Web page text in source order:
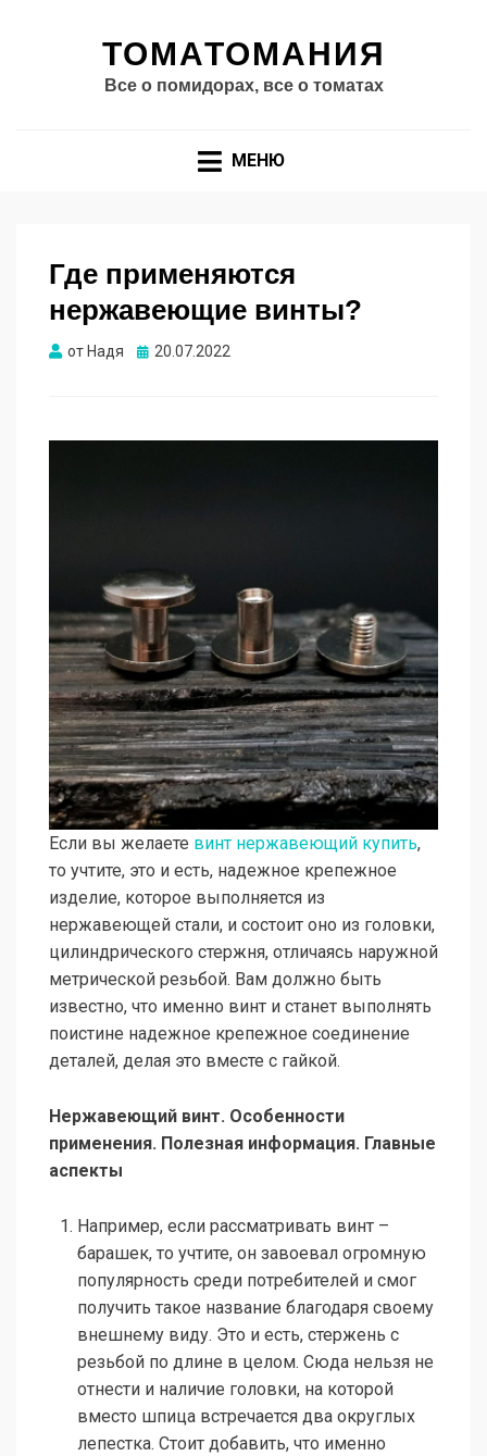
ТОМАТОМАНИЯ
Все о помидорах, все о томатах
МЕНЮ
Где применяются
нержавеющие винты?
от Надя Опубликовано
20.07.2022
Если вы желаете винт нержавеющий купить,
то учтите, это и есть, надежное крепежное
изделие, которое выполняется из
нержавеющей стали, и состоит оно из головки,
цилиндрического стержня, отличаясь наружной
метрической резьбой. Вам должно быть
известно, что именно винт и станет выполнять
поистине надежное крепежное соединение
деталей, делая это вместе с гайкой.
Нержавеющий винт. Особенности
применения. Полезная информация. Главные
аспекты
Например, если рассматривать винт –
барашек, то учтите, он завоевал огромную
популярность среди потребителей и смог
получить такое название благодаря своему
внешнему виду. Это и есть, стержень с
резьбой по длине в целом. Сюда нельзя не
отнести и наличие головки, на которой
вместо шпица встречается два округлых
лепестка. Стоит добавить, что именно